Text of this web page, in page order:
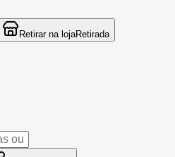
Retirar na lojaRetirada